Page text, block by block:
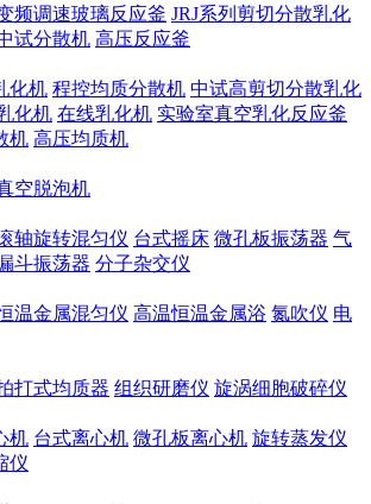
频调速玻璃反应釜 JRJ系列剪切分散乳化
试分散机 高压反应釜
化机 程控均质分散机 中试高剪切分散乳化
化机 在线乳化机 实验室真空乳化反应釜
机 高压均质机
空脱泡机
轴旋转混匀仪 台式摇床 微孔板振荡器 气
斗振荡器 分子杂交仪
温金属混匀仪 高温恒温金属浴 氮吹仪 电
打式均质器 组织研磨仪 旋涡细胞破碎仪
机 台式离心机 微孔板离心机 旋转蒸发仪
仪